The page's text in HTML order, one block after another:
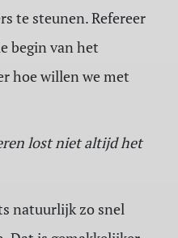
te steunen. Refereer
begin van het
hoe willen we met
lost niet altijd het
natuurlijk zo snel